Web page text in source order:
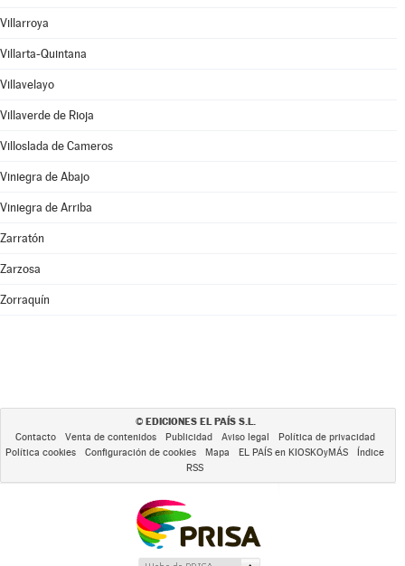
Villarroya
Villarta-Quintana
Villavelayo
Villaverde de Rioja
Villoslada de Cameros
Viniegra de Abajo
Viniegra de Arriba
Zarratón
Zarzosa
Zorraquín
© EDICIONES EL PAÍS S.L.
Contacto Venta de contenidos Publicidad Aviso legal
Política de privacidad
Política cookies
Configuración de cookies Mapa EL PAÍS en KIOSKOyMÁS
Índice
RSS